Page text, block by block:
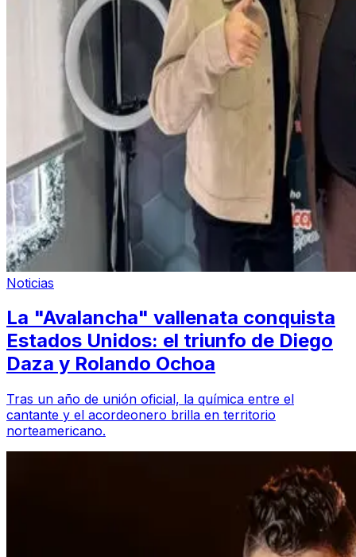
Noticias
La "Avalancha" vallenata conquista
Estados Unidos: el triunfo de Diego
Daza y Rolando Ochoa
Tras un año de unión oficial, la química entre el
cantante y el acordeonero brilla en territorio
norteamericano.